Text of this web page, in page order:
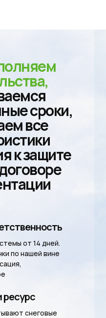
сроки,
все
к защите
ресурс
снеговые
от 14 дней.
по нашей вине